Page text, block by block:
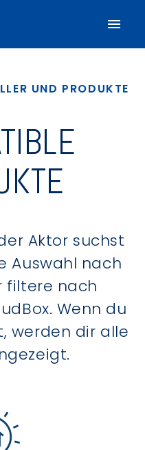
UND PRODUKTE
Aktor suchst
Auswahl nach
filtere nach
Wenn du
werden dir alle